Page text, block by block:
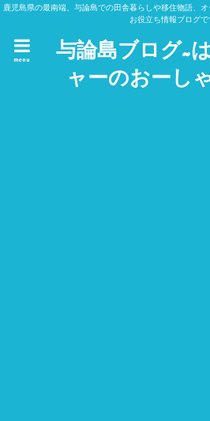
鹿児島県の最南端、与論島での田舎暮らしや移住物語、
お役立ち情報ブログで
与論島ブログ~
ャーのおーし
menu